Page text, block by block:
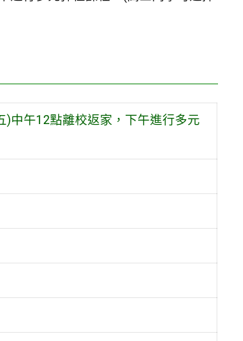
中午12點離校返家，下午進行多元